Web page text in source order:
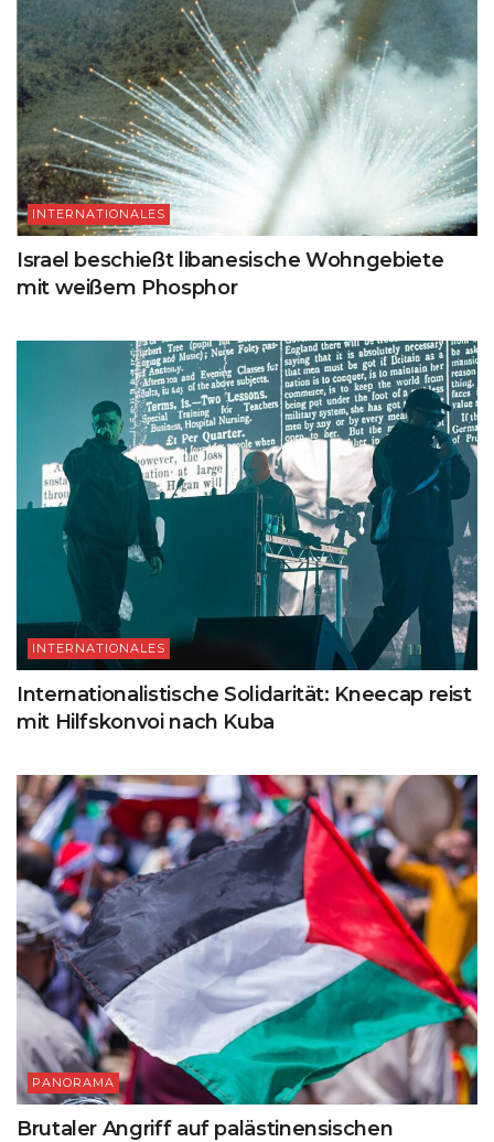
INTERNATIONALES
Israel beschießt libanesische Wohngebiete
mit weißem Phosphor
INTERNATIONALES
Internationalistische Solidarität: Kneecap reist
mit Hilfskonvoi nach Kuba
PANORAMA
Brutaler Angriff auf palästinensischen